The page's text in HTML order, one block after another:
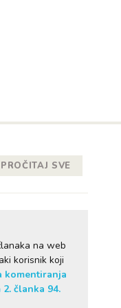
PROČITAJ SVE
na web
korisnik koji
komentiranja
članka 94.